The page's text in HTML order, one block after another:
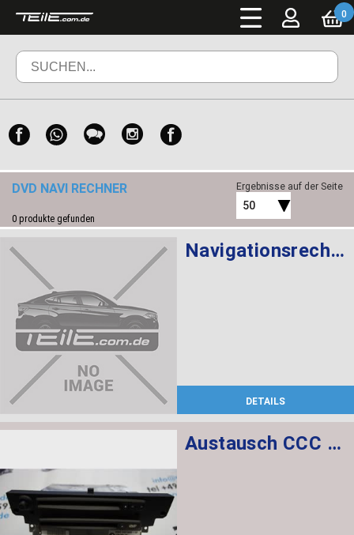
0
DVD NAVI RECHNER
0 produkte gefunden
Ergebnisse auf der Seite
50
Navigationsrechner
DETAILS
Austausch CCC CD